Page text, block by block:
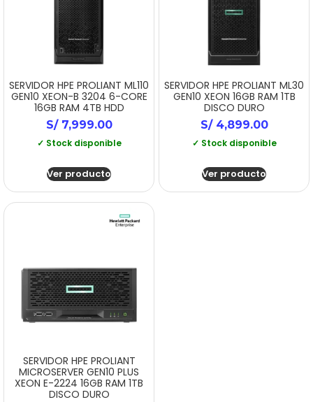
SERVIDOR HPE PROLIANT ML110
GEN10 XEON-B 3204 6-CORE
16GB RAM 4TB HDD
S/7,999.00
✓ Stock disponible
Ver producto
SERVIDOR HPE PROLIANT ML30
GEN10 XEON 16GB RAM 1TB
DISCO DURO
S/4,899.00
✓ Stock disponible
Ver producto
SERVIDOR HPE PROLIANT
MICROSERVER GEN10 PLUS
XEON E-2224 16GB RAM 1TB
DISCO DURO